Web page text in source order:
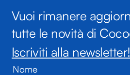
Vuoi rimanere
tutte le novità di
Iscriviti alla newsletter!